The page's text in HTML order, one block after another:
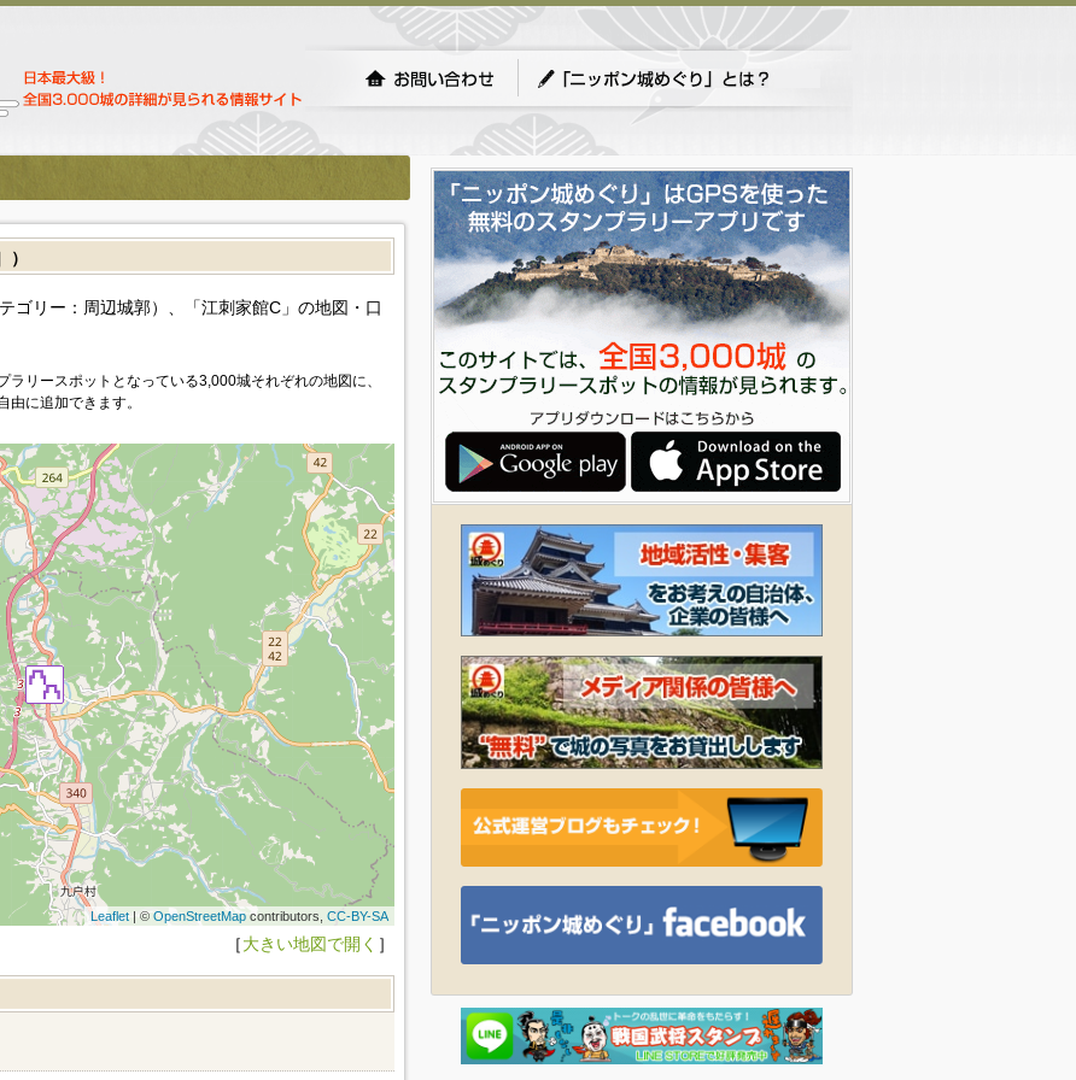
ゴリー：周辺城郭）、「江刺家館C」の地図・口
ラリースポットとなっている3,000城それぞれの地図に、
に追加できます。
Leaflet| © OpenStreetMapcontributors, CC-BY-SA
［大きい地図で開く ］